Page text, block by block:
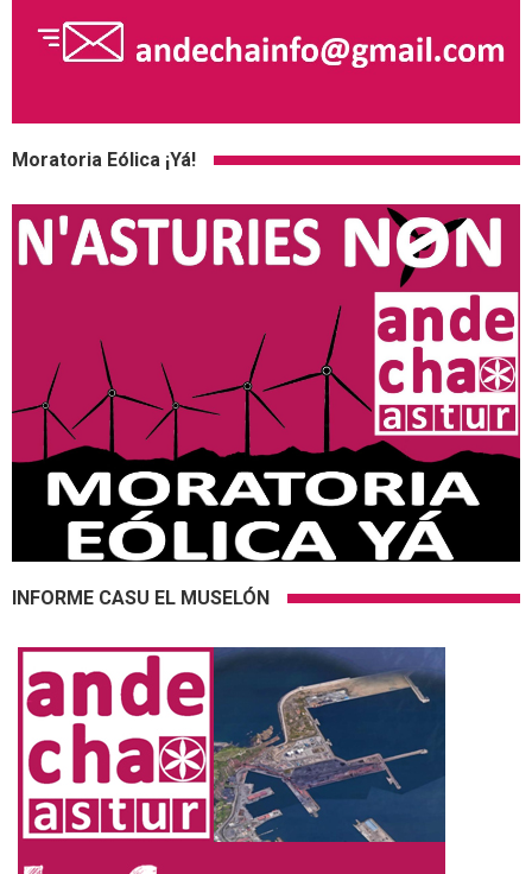
Moratoria Eólica ¡Yá!
INFORME CASU EL MUSELÓN